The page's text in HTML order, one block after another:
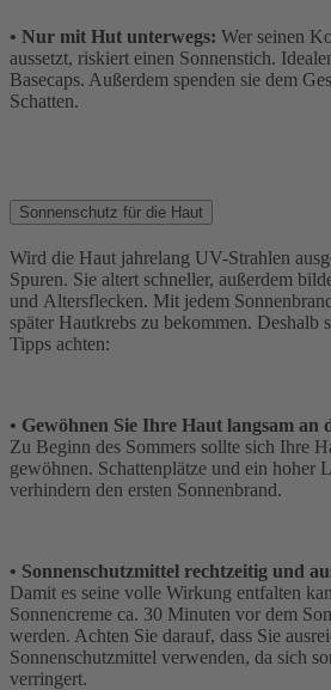
• Nur mit Hut unterwegs: Wer seinen
aussetzt, riskiert einen Sonnenstich.
Basecaps. Außerdem spenden sie dem
Schatten.
Sonnenschutz für die Haut
Wird die Haut jahrelang UV-Strahlen
Spuren. Sie altert schneller, außerdem
und Altersflecken. Mit jedem
später Hautkrebs zu bekommen. Deshalb
Tipps achten:
• Gewöhnen Sie Ihre Haut langsam an
Zu Beginn des Sommers sollte sich Ihre
gewöhnen. Schattenplätze und ein hoher
verhindern den ersten Sonnenbrand.
• Sonnenschutzmittel rechtzeitig und
Damit es seine volle Wirkung entfalten
Sonnencreme ca. 30 Minuten vor dem
werden. Achten Sie darauf, dass Sie
Sonnenschutzmittel verwenden, da sich
verringert.